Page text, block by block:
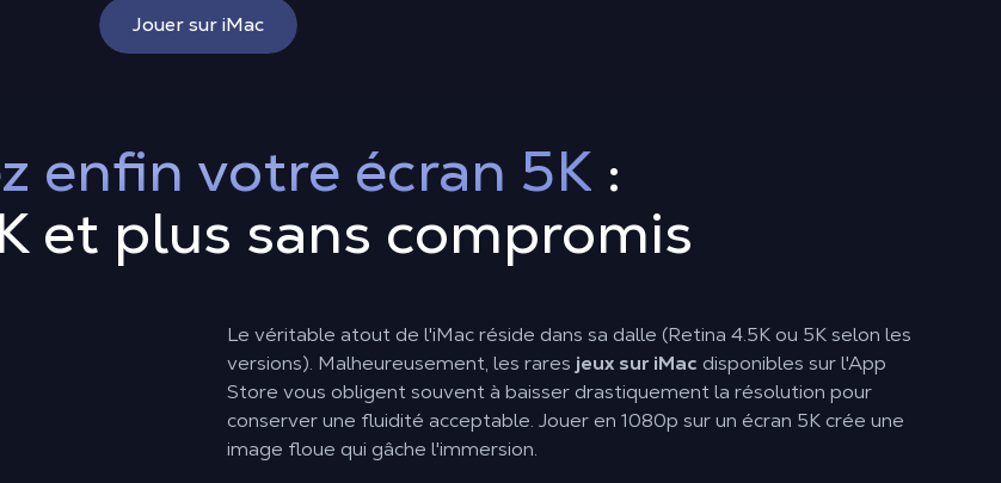
Jouer sur iMac
enfin votre écran 5K:
et plus sans compromis
Le véritable atout de l'iMac réside dans sa dalle (Retina 4.5K ou 5K selon les
versions). Malheureusement, les rares jeux sur iMac disponibles sur l'App
Store vous obligent souvent à baisser drastiquement la résolution pour
conserver une fluidité acceptable. Jouer en 1080p sur un écran 5K crée une
image floue qui gâche l'immersion.